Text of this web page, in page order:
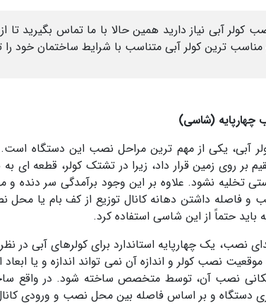
کولر آبی نیاز دارید همین حالا با ما تماس بگیرید تا
ترین کولر آبی متناسب با شرایط ساختمان خود را
(شاسی)
آبی، یکی از مهم ترین مراحل نصب این دستگاه است.
بر روی زمین قرار داد، زیرا در تشتک کولر، قطعه ای
تخلیه نشود. علاوه بر این وجود برآمدگی سر دنده و
فاصله داشتن دهانه کانال توزیع از کف بام یا محل
باید حتماً از این شاسی استفاده کرد.
نصب، یک چهارپایه استاندارد برای کولرهای آبی در
نصب کولر و اندازه آن نمی تواند اندازه و یا ابعاد
نصب آن، توسط متخصص ساخته شود. در واقع ساخت
دستگاه و بر اساس فاصله بین محل نصب و ورودی